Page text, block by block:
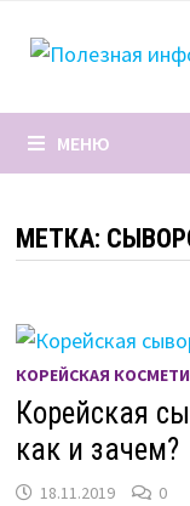
МЕНЮ
МЕТКА:
КОРЕЙСКАЯ
Корейская
как и зачем?
18.11.2019 0